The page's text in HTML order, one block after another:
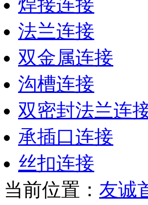
焊接连接
法兰连接
双金属连接
沟槽连接
双密封法兰连
承插口连接
丝扣连接
当前位置： 友诚